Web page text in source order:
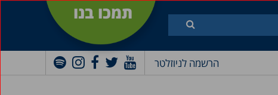
תמכו בנו
הרשמה לניוזלטר